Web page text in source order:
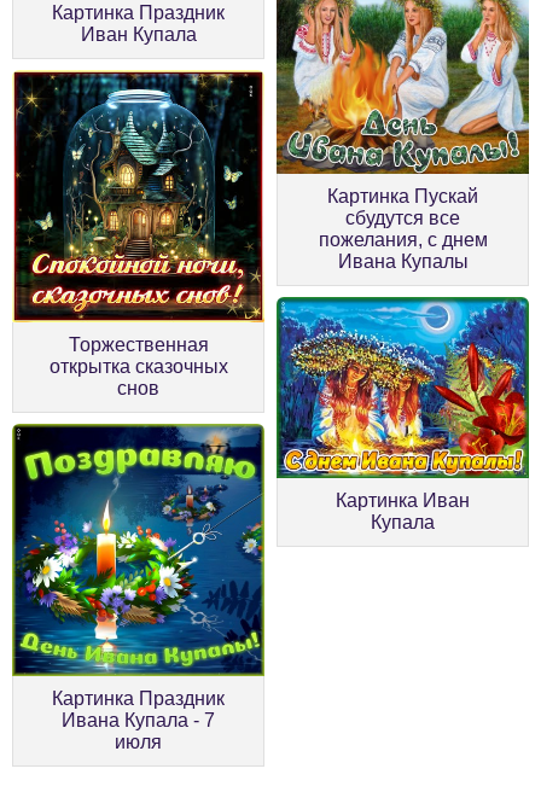
Картинка Праздник
Иван Купала
Торжественная
открытка сказочных
снов
Картинка Пускай
сбудутся все
пожелания, с днем
Ивана Купалы
Картинка Праздник
Ивана Купала - 7
июля
Картинка Иван
Купала